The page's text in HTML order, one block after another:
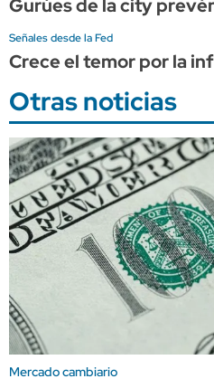
Gurúes de la city
Señales desde la Fed
Crece el temor por la
Otras noticias
Mercado cambiario